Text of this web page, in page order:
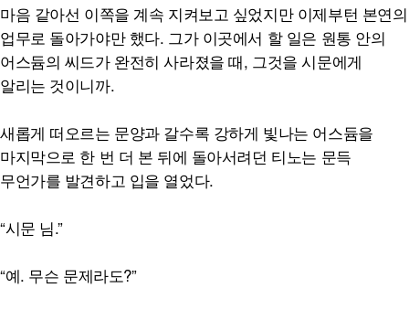
마음 같아선 이쪽을 계속 지켜보고 싶었지만 이제부턴 본연의
업무로 돌아가야만 했다. 그가 이곳에서 할 일은 원통 안의
어스듐의 씨드가 완전히 사라졌을 때, 그것을 시문에게
알리는 것이니까.
새롭게 떠오르는 문양과 갈수록 강하게 빛나는 어스듐을
마지막으로 한 번 더 본 뒤에 돌아서려던 티노는 문득
무언가를 발견하고 입을 열었다.
“시문 님.”
“예. 무슨 문제라도?”